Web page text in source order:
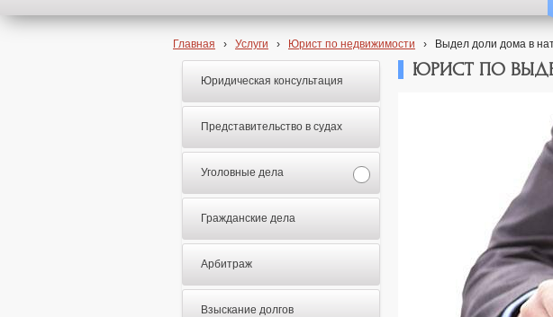
Главная › Услуги › Юрист по недвижимости › Выдел доли дома в
Юридическая консультация
Представительство в судах
Уголовные дела
Гражданские дела
Арбитраж
Взыскание долгов
ЮРИСТ ПО